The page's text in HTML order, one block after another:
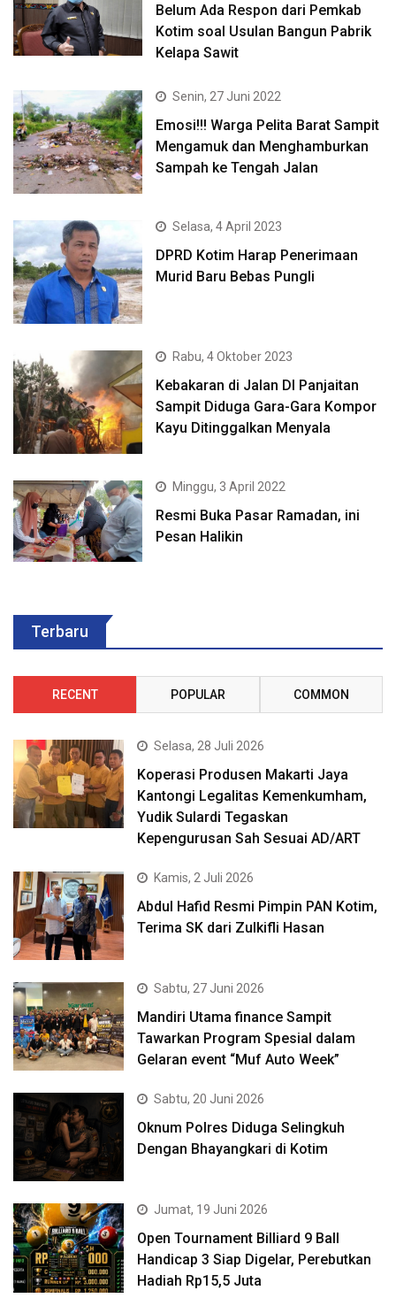
Belum Ada Respon dari Pemkab
Kotim soal Usulan Bangun Pabrik
Kelapa Sawit
Senin, 27 Juni 2022
Emosi!!! Warga Pelita Barat Sampit
Mengamuk dan Menghamburkan
Sampah ke Tengah Jalan
Selasa, 4 April 2023
DPRD Kotim Harap Penerimaan
Murid Baru Bebas Pungli
Rabu, 4 Oktober 2023
Kebakaran di Jalan DI Panjaitan
Sampit Diduga Gara-Gara Kompor
Kayu Ditinggalkan Menyala
Minggu, 3 April 2022
Resmi Buka Pasar Ramadan, ini
Pesan Halikin
Terbaru
RECENT POPULAR COMMON
Selasa, 28 Juli 2026
Koperasi Produsen Makarti Jaya
Kantongi Legalitas Kemenkumham,
Yudik Sulardi Tegaskan
Kepengurusan Sah Sesuai AD/ART
Kamis, 2 Juli 2026
Abdul Hafid Resmi Pimpin PAN Kotim,
Terima SK dari Zulkifli Hasan
Sabtu, 27 Juni 2026
Mandiri Utama finance Sampit
Tawarkan Program Spesial dalam
Gelaran event “Muf Auto Week”
Sabtu, 20 Juni 2026
Oknum Polres Diduga Selingkuh
Dengan Bhayangkari di Kotim
Jumat, 19 Juni 2026
Open Tournament Billiard 9 Ball
Handicap 3 Siap Digelar, Perebutkan
Hadiah Rp15,5 Juta